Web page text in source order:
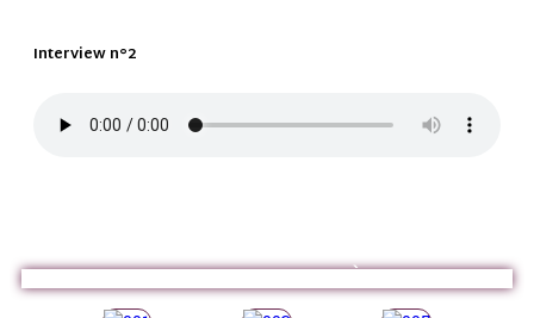
Interview n°2
OLD SCHOOL SUR SCÈNE